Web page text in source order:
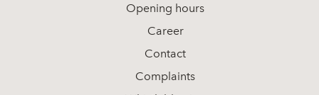
Opening hours
Career
Contact
Complaints